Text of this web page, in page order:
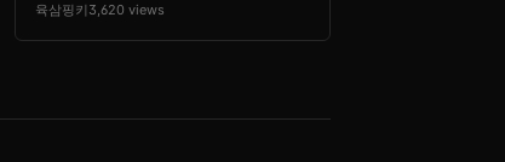
육삼핑키 3,620 views